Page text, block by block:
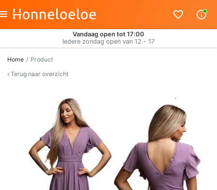
Vandaag open tot 17:00
Iedere zondag open van 12 - 17
Home
Product
Terug naar overzicht